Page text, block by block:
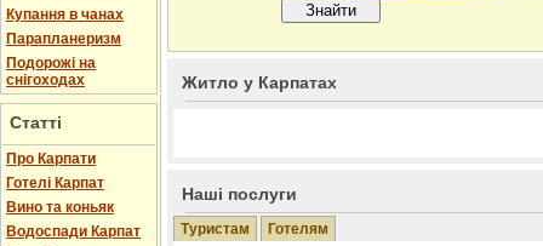
Купання в чанах
Парапланеризм
Подорожі на
снігоходах
Статті
Про Карпати
Готелі Карпат
Вино та коньяк
Водоспади Карпат
Житло у Карпатах
Наші послуги
Туристам Готелям